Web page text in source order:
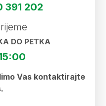
391 202
DO PETKA
Vas kontaktirajte